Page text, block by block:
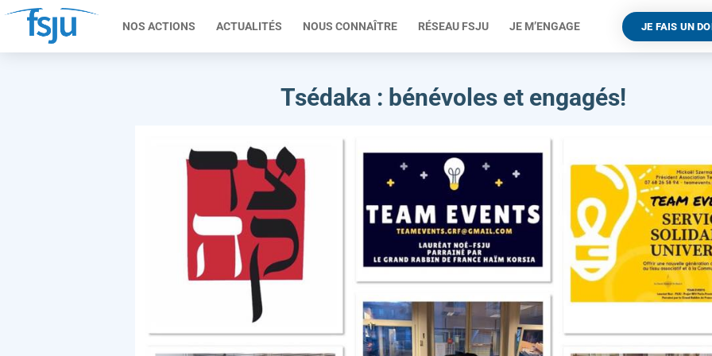
NOS ACTIONS ACTUALITÉS NOUS CONNAÎTRE RÉSEAU FSJU JE M’ENGAGE JE FAIS UN
Tsédaka : bénévoles et engagés!